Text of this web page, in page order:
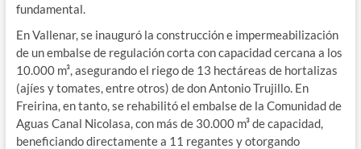
fundamental.
En Vallenar, se inauguró la construcción e impermeabilización
de un embalse de regulación corta con capacidad cercana a los
10.000 m³, asegurando el riego de 13 hectáreas de hortalizas
(ajíes y tomates, entre otros) de don Antonio Trujillo. En
Freirina, en tanto, se rehabilitó el embalse de la Comunidad de
Aguas Canal Nicolasa, con más de 30.000 m³ de capacidad,
beneficiando directamente a 11 regantes y otorgando